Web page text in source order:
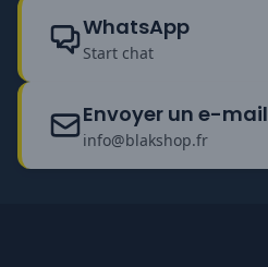
WhatsApp
Start chat
Envoyer un e-mail
info@blakshop.fr